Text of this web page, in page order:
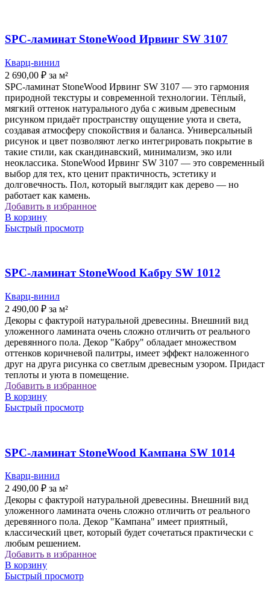
SPC-ламинат StoneWood Ирвинг SW 3107
Кварц-винил
2 690,00 ₽ за м²
SPC-ламинат StoneWood Ирвинг SW 3107 — это гармония
природной текстуры и современной технологии. Тёплый,
мягкий оттенок натурального дуба с живым древесным
рисунком придаёт пространству ощущение уюта и света,
создавая атмосферу спокойствия и баланса. Универсальный
рисунок и цвет позволяют легко интегрировать покрытие в
такие стили, как скандинавский, минимализм, эко или
неоклассика. StoneWood Ирвинг SW 3107 — это современный
выбор для тех, кто ценит практичность, эстетику и
долговечность. Пол, который выглядит как дерево — но
работает как камень.
Добавить в избранное
В корзину
Быстрый просмотр
SPC-ламинат StoneWood Кабру SW 1012
Кварц-винил
2 490,00 ₽ за м²
Декоры с фактурой натуральной древесины. Внешний вид
уложенного ламината очень сложно отличить от реального
деревянного пола. Декор "Кабру" обладает множеством
оттенков коричневой палитры, имеет эффект наложенного
друг на друга рисунка со светлым древесным узором. Придаст
теплоты и уюта в помещение.
Добавить в избранное
В корзину
Быстрый просмотр
SPC-ламинат StoneWood Кампана SW 1014
Кварц-винил
2 490,00 ₽ за м²
Декоры с фактурой натуральной древесины. Внешний вид
уложенного ламината очень сложно отличить от реального
деревянного пола. Декор "Кампана" имеет приятный,
классический цвет, который будет сочетаться практически с
любым решением.
Добавить в избранное
В корзину
Быстрый просмотр